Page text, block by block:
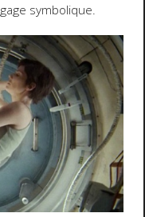
symbolique.